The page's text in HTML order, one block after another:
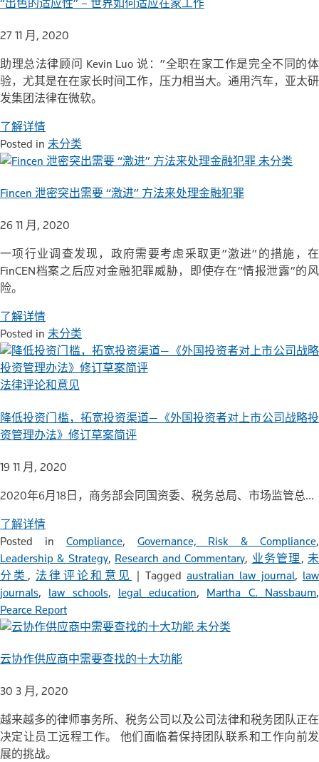
“出色的适应性” – 世界如何适应在家工作
27 11 月, 2020
助理总法律顾问 Kevin Luo 说：”全职在家工作是完全不同的体
验，尤其是在在家长时间工作，压力相当大。通用汽车，亚太研
发集团法律在微软。
了解详情
Posted in 未分类
未分类
Fincen 泄密突出需要 “激进” 方法来处理金融犯罪
26 11 月, 2020
一项行业调查发现，政府需要考虑采取更”激进”的措施，在
FinCEN档案之后应对金融犯罪威胁，即使存在”情报泄露”的风
险。
了解详情
Posted in 未分类
法律评论和意见
降低投资门槛，拓宽投资渠道—《外国投资者对上市公司战略投
资管理办法》修订草案简评
19 11 月, 2020
2020年6月18日，商务部会同国资委、税务总局、市场监管总…
了解详情
Posted in Compliance, Governance, Risk & Compliance,
Leadership & Strategy, Research and Commentary, 业务管理 ,未
分类 , 法律评论和意见 | Taggedaustralian law journal, law
journals, law schools, legal education, Martha C. Nassbaum,
Pearce Report
未分类
云协作供应商中需要查找的十大功能
30 3 月, 2020
越来越多的律师事务所、税务公司以及公司法律和税务团队正在
决定让员工远程工作。 他们面临着保持团队联系和工作向前发
展的挑战。